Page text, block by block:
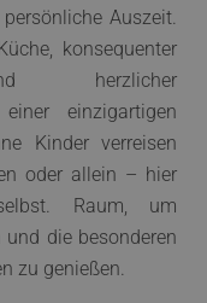
Auszeit.
konsequenter
herzlicher
einzigartigen
Kinder verreisen
oder allein – hier
Raum, um
die besonderen
zu genießen.